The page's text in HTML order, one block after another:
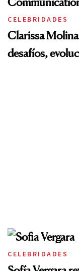
CELEBRIDADES
Clarissa
desafíos,
CELEBRIDADES